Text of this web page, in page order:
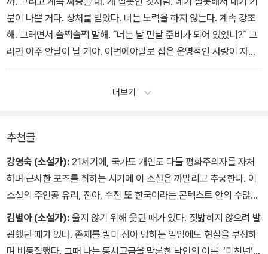
거야. 아 다르고 어 다른 거지. 진아 씨가 거짓말을 한다는 게 아니라,
회사에 진아 씨가 이 팀장을 이용한다는 소문이 나 있었다는 거야. 중
요한 건 그거야.
분이 나쁜 거다. 상처를 받았다. 너는 노력을 하지 않는다. 계속 강조
해. 그러면서 슬쩍슬쩍 말해. ˝너는 날 만날 준비가 되어 있었니?˝ 그
러면 아주 안달이 날 거야. 이번에야말로 잡은 운명적인 사랑이 자기
잘못 때문에 또 사라질까 봐 환장을 할 거라고. 절대 선택권을 주지
어떻게 사람이 그렇게 변하냐고. 그럼 말해줘. ˝처음부터 잘 알아보지
건 걔한테 계속 틀렸다고 말하는 거야. 절대 어떤 의견도 인정해주지
마. 그러면 더 인정받으려 노력하고 네 눈치를 볼 거야. 그때마다 슬쩍
틈을 보여줘. 네가 어떻게 하느냐에 따라 그 진실된 사랑이 돌아올 수
있다고. 그럼 끝이야.
헤어지기 전까지 너는 걔를 네 마음대로 할 수 있어. 걔는 네가 원하는
더보기
추천글
강영숙 (소설가): 21세기에, 국가도 개인도 다들 평화주의자를 자처
하며 근사한 포즈를 취하는 시기에 이 소설은 까발리고 추궁한다. 이
소설의 주인공 유리, 진아, 수진 또 한국이라는 콘텍스트 안의 수많은
‘괄호’ 속의 여성들이 외친다. “강간당하느니 차라리 강간하는 인간이
되고 말겠다”고. “그를 강간하고 싶었다”고. 텍스트를 뚫고 올라오는
목소리를 듣는 순간 나의 내면이 무너지는 것을 느꼈다. ‘다른 사람’이
김별아 (소설가): 울지 않기 위해 웃던 때가 있다. 짓밟히지 않으려 발
광했던 때가 있다. 존재를 빌미 삼아 당하는 일임에도 현실을 부정하
며 버둥질했다. 그때 나는 동서고금을 막론한 낙인의 이름, ‘미친년’이